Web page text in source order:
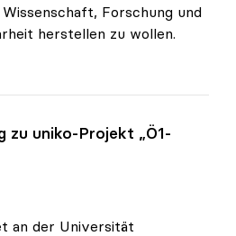
Forschung und
herstellen zu wollen.
Vorschläge für
zu uniko-Projekt „Ö1-
an der Universität